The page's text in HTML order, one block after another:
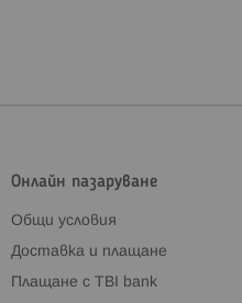
Онлайн пазаруване
Общи условия
Доставка и плащане
Плащане с TBI bank